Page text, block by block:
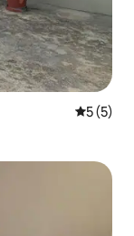
Միջին
5 (5)